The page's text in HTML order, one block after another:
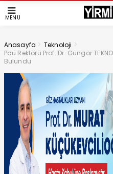
MENÜ
Anasayfa > Teknoloji >
Paü Rektörü Prof. Dr. Güngör
Bulundu